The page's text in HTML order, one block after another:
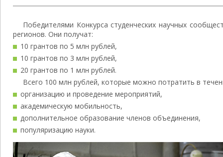
Победителями Конкурса студенческих научных
регионов. Они получат:
10 грантов по 5 млн рублей,
10 грантов по 3 млн рублей,
20 грантов по 1 млн рублей.
Всего 100 млн рублей, которые можно потратить в
организацию и проведение мероприятий,
академическую мобильность,
дополнительное образование членов объединения,
популяризацию науки.